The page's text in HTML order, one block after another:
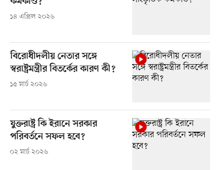
১৪ এপ্রিল ২০২৬
বিরোধীদলীয় নেতার সঙ্গে
স্বরাষ্ট্রমন্ত্রীর বিতর্কের কারণ কী?
১৫ মার্চ ২০২৬
যুক্তরাষ্ট্র কি ইরানে সরকার
পরিবর্তনে সফল হবে?
০২ মার্চ ২০২৬